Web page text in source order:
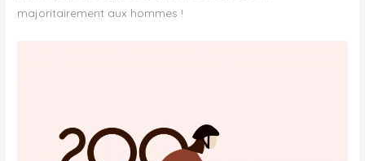
majoritairement aux hommes !